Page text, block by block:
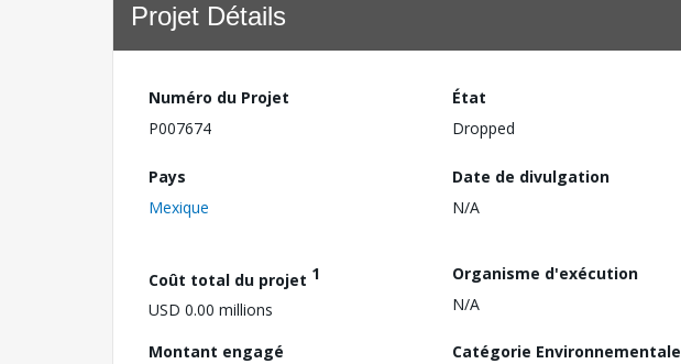
Projet Détails
Numéro du Projet
P007674
État
Dropped
Pays
Mexique
Date de divulgation
N/A
Coût total du projet 1
USD 0.00 millions
Organisme d'exécution
N/A
Montant engagé
Catégorie Environnementale